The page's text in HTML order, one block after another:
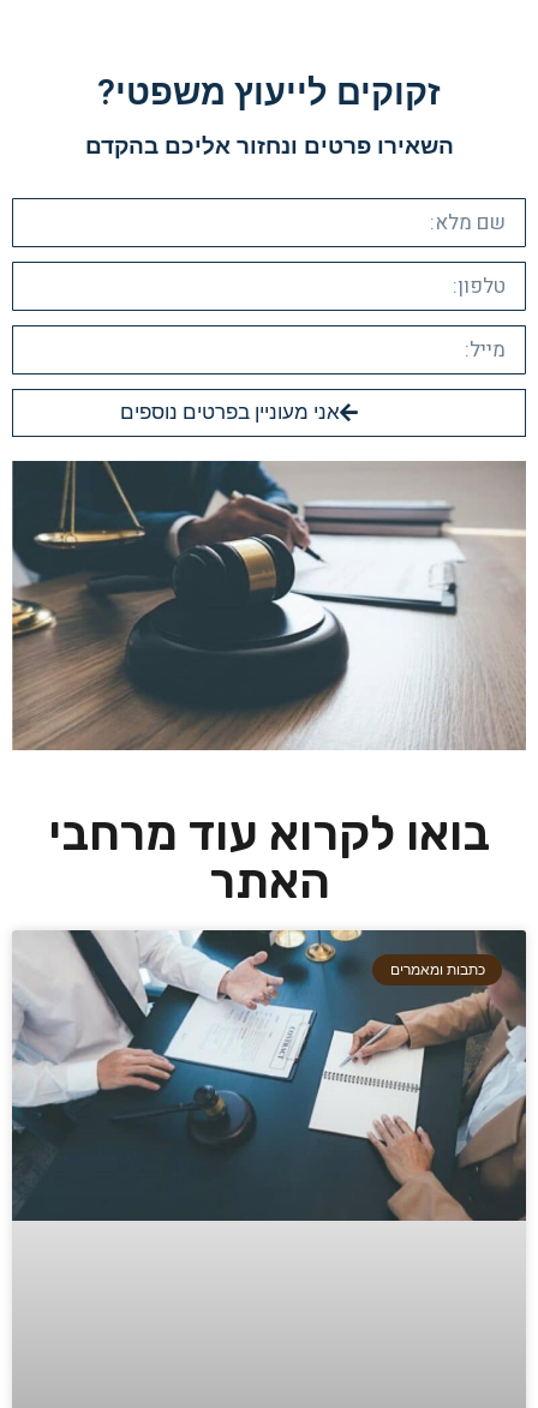
זקוקים לייעוץ משפטי?​
השאירו פרטים ונחזור אליכם בהקדם​
אני מעוניין בפרטים נוספים
בואו לקרוא עוד מרחבי
האתר
כתבות ומאמרים